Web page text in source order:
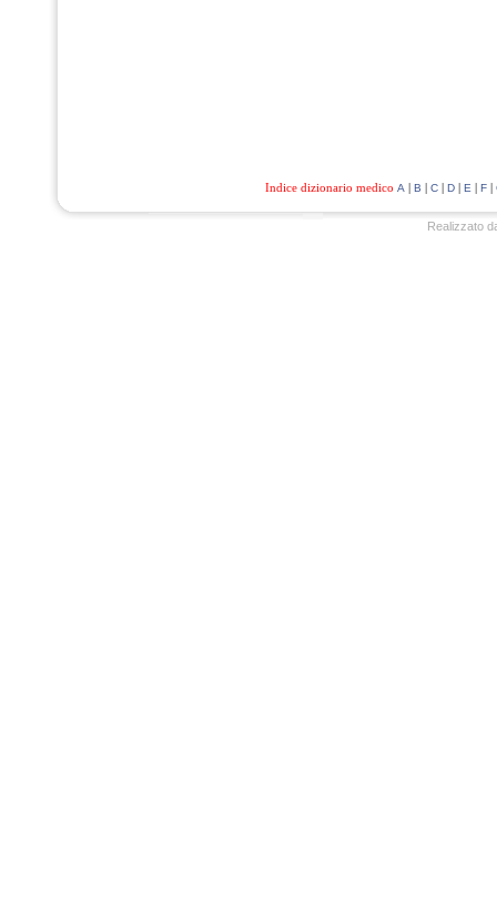
Indice dizionario medico A | B | C| D| E | F|
Realizzato